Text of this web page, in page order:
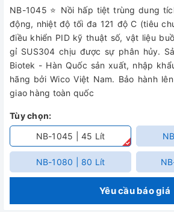
NB-1045 ⭐ Nồi hấp tiệt trùng dung
động, nhiệt độ tối đa 121 độ C (tiêu
điều khiển PID kỹ thuật số, vật liệu
gỉ SUS304 chịu được sự phân hủy.
Biotek - Hàn Quốc sản xuất, nhập
hãng bởi Wico Việt Nam. Bảo hành
giao hàng toàn quốc
Tùy chọn:
NB-1045 | 45 Lít
NB-1080 | 80 Lít
Yêu cầu báo giá